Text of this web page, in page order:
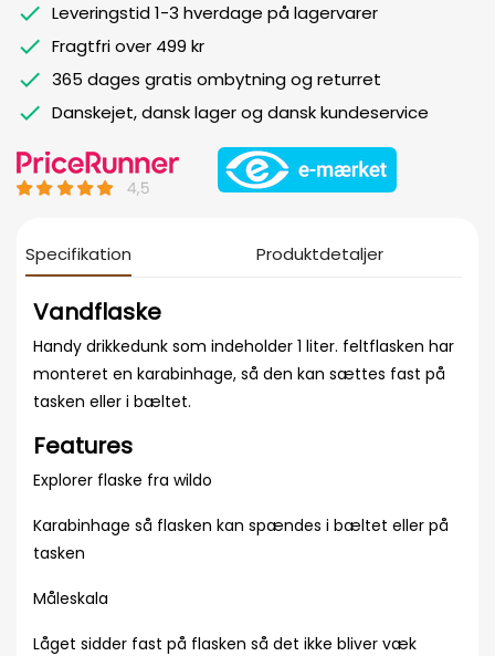
Leveringstid 1-3 hverdage på lagervarer
Fragtfri over 499 kr
365 dages gratis ombytning og returret
Danskejet, dansk lager og dansk kundeservice
Specifikation Produktdetaljer
Vandflaske
Handy drikkedunk som indeholder 1 liter. feltflasken har
monteret en karabinhage, så den kan sættes fast på
tasken eller i bæltet.
Features
Explorer flaske fra wildo
Karabinhage så flasken kan spændes i bæltet eller på
tasken
Måleskala
Låget sidder fast på flasken så det ikke bliver væk